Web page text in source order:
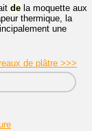
de la moquette aux
thermique, la
une
de plâtre >>>